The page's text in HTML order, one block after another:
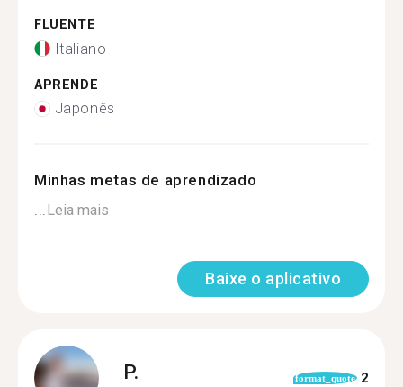
FLUENTE
Italiano
APRENDE
Japonês
Minhas metas de aprendizado
...Leia mais
Baixe o aplicativo
P. format_quote 2